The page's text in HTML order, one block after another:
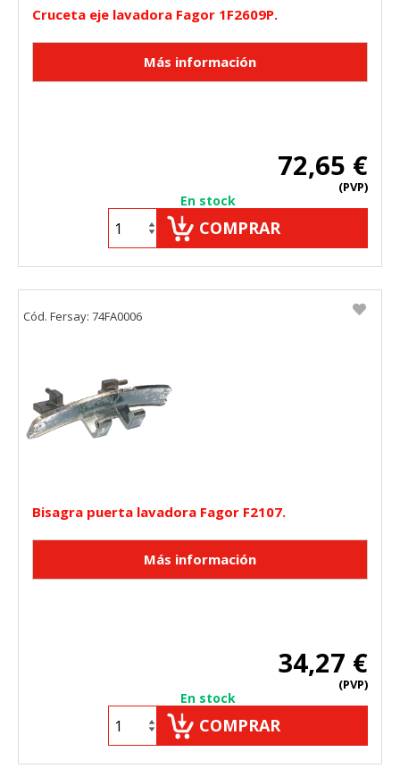
Cruceta eje lavadora Fagor 1F2609P.
72,65 €
(PVP)
En stock
COMPRAR
Bisagra puerta lavadora Fagor F2107.
34,27 €
(PVP)
En stock
COMPRAR
Cód. Fersay: 74FA0006